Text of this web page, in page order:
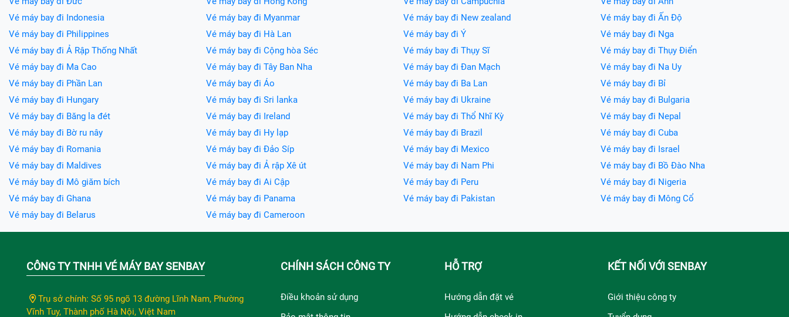
Vé máy bay đi Indonesia
Vé máy bay đi Myanmar Vé máy bay đi New zealand
Vé máy bay đi Ấn Độ
Vé máy bay đi Philippines
Vé máy bay đi Hà Lan Vé máy bay đi Ý
Vé máy bay đi Nga
Vé máy bay đi Ả Rập Thống Nhất
Vé máy bay đi Cộng hòa Séc Vé máy bay đi Thụy Sĩ
Vé máy bay đi Thụy Điển
Vé máy bay đi Ma Cao
Vé máy bay đi Tây Ban Nha Vé máy bay đi Đan Mạch
Vé máy bay đi Na Uy
Vé máy bay đi Phần Lan
Vé máy bay đi Áo Vé máy bay đi Ba Lan
Vé máy bay đi Bỉ
Vé máy bay đi Hungary
Vé máy bay đi Sri lanka Vé máy bay đi Ukraine
Vé máy bay đi Bulgaria
Vé máy bay đi Băng la đét
Vé máy bay đi Ireland Vé máy bay đi Thổ Nhĩ Kỳ
Vé máy bay đi Nepal
Vé máy bay đi Bờ ru nây
Vé máy bay đi Hy lạp Vé máy bay đi Brazil
Vé máy bay đi Cuba
Vé máy bay đi Romania
Vé máy bay đi Đảo Síp Vé máy bay đi Mexico
Vé máy bay đi Israel
Vé máy bay đi Maldives
Vé máy bay đi Ả rập Xê út Vé máy bay đi Nam Phi
Vé máy bay đi Bồ Đào Nha
Vé máy bay đi Mô giăm bích
Vé máy bay đi Ai Cập Vé máy bay đi Peru
Vé máy bay đi Nigeria
Vé máy bay đi Ghana
Vé máy bay đi Panama Vé máy bay đi Pakistan
Vé máy bay đi Mông Cổ
Vé máy bay đi Belarus
Vé máy bay đi Cameroon
CÔNG TY TNHH VÉ MÁY BAY SENBAY
Trụ sở chính: Số 95 ngõ 13 đường Lĩnh Nam, Phường
Vĩnh Tuy, Thành phố Hà Nội, Việt Nam
CHÍNH SÁCH CÔNG TY
Điều khoản sử dụng
HỖ TRỢ
Hướng dẫn đặt vé
KẾT NỐI VỚI SENBAY
Giới thiệu công ty